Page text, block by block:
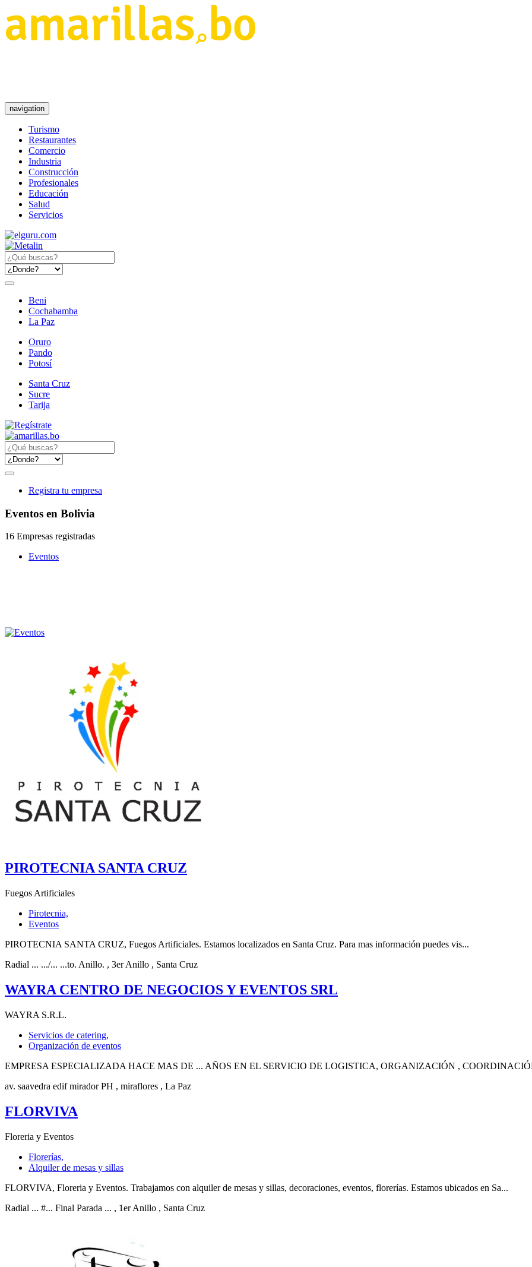
navigation
Turismo
Restaurantes
Comercio
Industria
Construcción
Profesionales
Educación
Salud
Servicios
Beni
Cochabamba
La Paz
Oruro
Pando
Potosí
Santa Cruz
Sucre
Tarija
Registra tu empresa
Eventos en Bolivia
16 Empresas registradas
Eventos
PIROTECNIA SANTA CRUZ
Fuegos Artificiales
Pirotecnia,
Eventos
PIROTECNIA SANTA CRUZ, Fuegos Artificiales. Estamos localizados en Santa Cruz. Para mas información puedes vis...
Radial ... .../... ...to. Anillo. , 3er Anillo , Santa Cruz
WAYRA CENTRO DE NEGOCIOS Y EVENTOS SRL
WAYRA S.R.L.
Servicios de catering,
Organización de eventos
EMPRESA ESPECIALIZADA HACE MAS DE ... AÑOS EN EL SERVICIO DE LOGISTICA, ORGANIZACIÓN ,
av. saavedra edif mirador PH , miraflores , La Paz
FLORVIVA
Floreria y Eventos
Florerías,
Alquiler de mesas y sillas
FLORVIVA, Floreria y Eventos. Trabajamos con alquiler de mesas y sillas, decoraciones, eventos, florerías. Estamos ubicados en Sa...
Radial ... #... Final Parada ... , 1er Anillo , Santa Cruz